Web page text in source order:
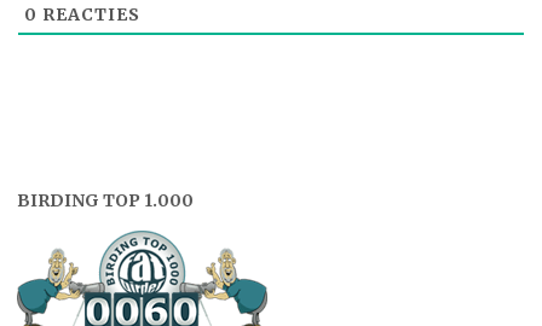
0 REACTIES
BIRDING TOP 1.000